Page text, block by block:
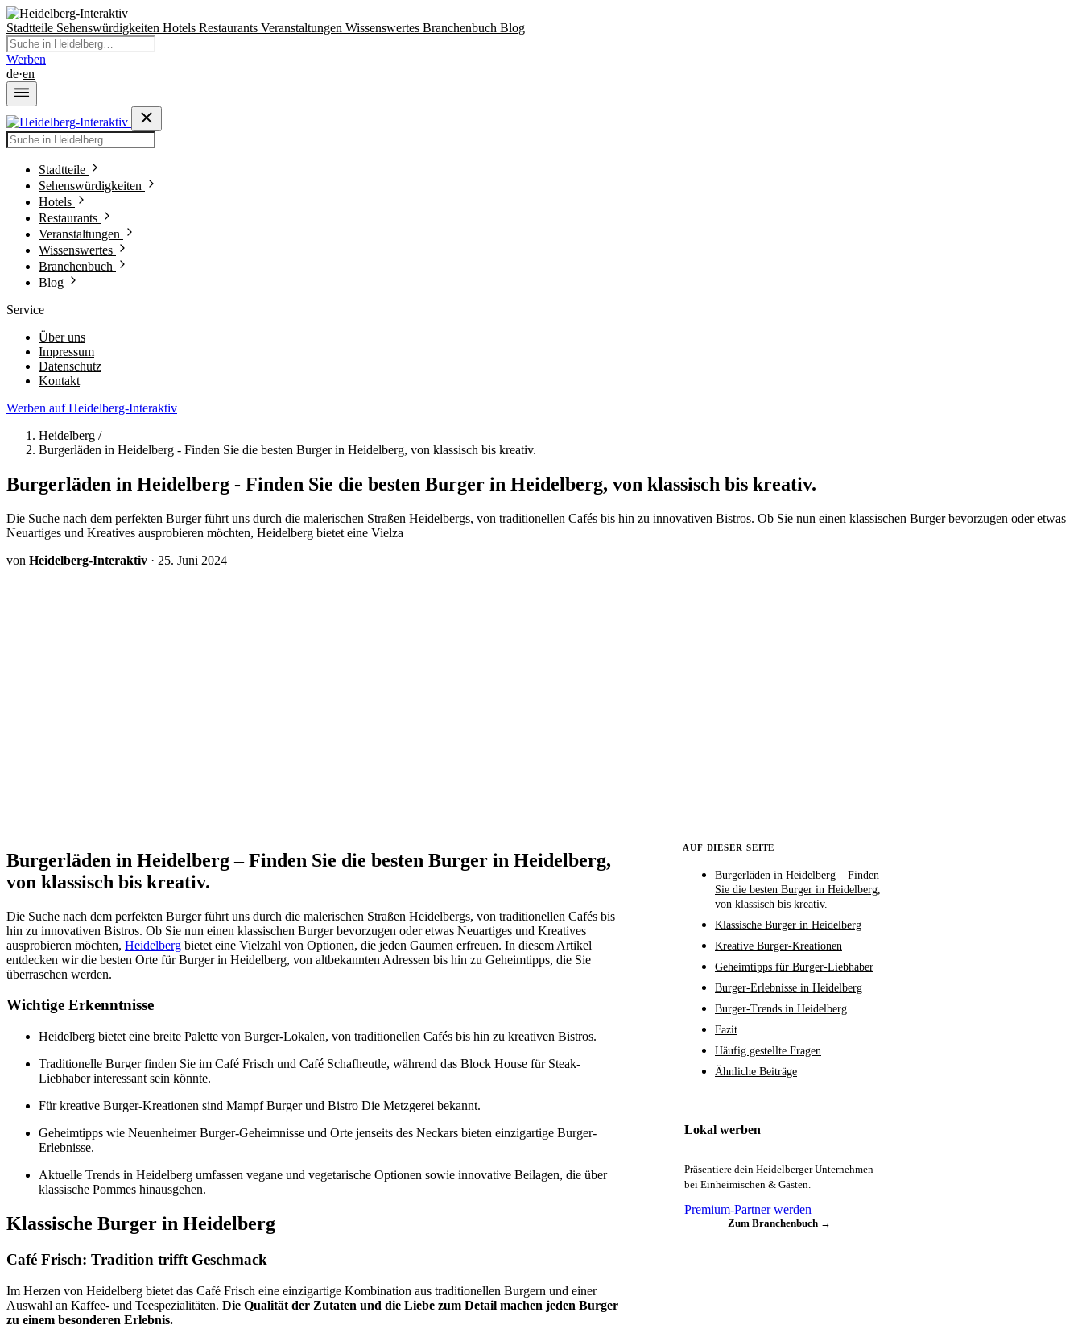
Stadtteile Sehenswürdigkeiten Hotels Restaurants Veranstaltungen Wissenswertes Branchenbuch Blog
Werben
de·en
Stadtteile
Sehenswürdigkeiten
Hotels
Restaurants
Veranstaltungen
Wissenswertes
Branchenbuch
Blog
Service
Über uns
Impressum
Datenschutz
Kontakt
Werben auf Heidelberg-Interaktiv
Heidelberg /
Burgerläden in Heidelberg - Finden Sie die besten Burger in Heidelberg, von klassisch bis kreativ.
Burgerläden in Heidelberg - Finden Sie die besten Burger in Heidelberg, von klassisch bis kreativ.
Die Suche nach dem perfekten Burger führt uns durch die malerischen Straßen Heidelbergs, von traditionellen Cafés bis hin zu innovativen Bistros. Ob Sie nun einen klassischen Burger bevorzugen oder etwas
Neuartiges und Kreatives ausprobieren möchten, Heidelberg bietet eine Vielza
von Heidelberg-Interaktiv · 25. Juni 2024
Burgerläden in Heidelberg – Finden Sie die besten Burger in Heidelberg,
von klassisch bis kreativ.
Die Suche nach dem perfekten Burger führt uns durch die malerischen Straßen Heidelbergs, von traditionellen Cafés bis
hin zu innovativen Bistros. Ob Sie nun einen klassischen Burger bevorzugen oder etwas Neuartiges und Kreatives
ausprobieren möchten, Heidelberg bietet eine Vielzahl von Optionen, die jeden Gaumen erfreuen. In diesem Artikel
entdecken wir die besten Orte für Burger in Heidelberg, von altbekannten Adressen bis hin zu Geheimtipps, die Sie
überraschen werden.
Wichtige Erkenntnisse
Heidelberg bietet eine breite Palette von Burger-Lokalen, von traditionellen Cafés bis hin zu kreativen Bistros.
Traditionelle Burger finden Sie im Café Frisch und Café Schafheutle, während das Block House für Steak-
Liebhaber interessant sein könnte.
Für kreative Burger-Kreationen sind Mampf Burger und Bistro Die Metzgerei bekannt.
Geheimtipps wie Neuenheimer Burger-Geheimnisse und Orte jenseits des Neckars bieten einzigartige Burger-
Erlebnisse.
Aktuelle Trends in Heidelberg umfassen vegane und vegetarische Optionen sowie innovative Beilagen, die über
klassische Pommes hinausgehen.
Klassische Burger in Heidelberg
Café Frisch: Tradition trifft Geschmack
Im Herzen von Heidelberg bietet das Café Frisch eine einzigartige Kombination aus traditionellen Burgern und einer
Auswahl an Kaffee- und Teespezialitäten. Die Qualität der Zutaten und die Liebe zum Detail machen jeden Burger
zu einem besonderen Erlebnis.
AUF DIESER SEITE
Burgerläden in Heidelberg – Finden
Sie die besten Burger in Heidelberg,
von klassisch bis kreativ.
Klassische Burger in Heidelberg
Kreative Burger-Kreationen
Geheimtipps für Burger-Liebhaber
Burger-Erlebnisse in Heidelberg
Burger-Trends in Heidelberg
Fazit
Häufig gestellte Fragen
Ähnliche Beiträge
Lokal werben
Präsentiere dein Heidelberger Unternehmen
bei Einheimischen & Gästen.
Premium-Partner werden
Zum Branchenbuch →